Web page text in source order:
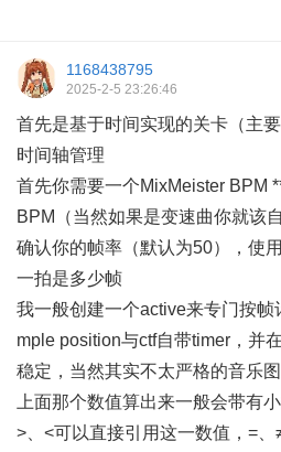
1168438795
2025-2-5 23:26:46
首先是基于时间实现的关卡（主
时间轴管理
首先你需要一个MixMeister BPM
BPM（当然如果是变速曲你就该
确认你的帧率（默认为50），使
一拍是多少帧
我一般创建一个active来专门按
mple position与ctf自带timer，并
稳定，当然其实不太严格的音乐
上面那个数值算出来一般会带有
>、<可以直接引用这一数值，=